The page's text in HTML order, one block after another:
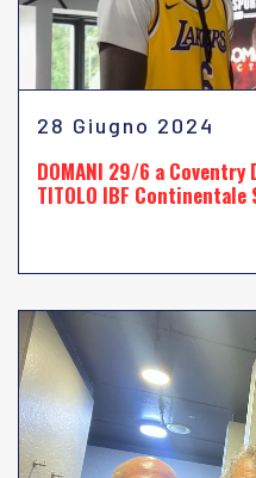
28 Giugno 2024
DOMANI 29/6 a
TITOLO IBF